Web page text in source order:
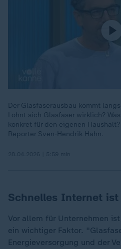
Der Glasfaserausbau kommt
Lohnt sich Glasfaser wirklich?
konkret für den eigenen
Reporter Sven-Hendrik Hahn.
Schnelles Internet
Vor allem für Unternehmen
ein wichtiger Faktor.
Energieversorgung und der